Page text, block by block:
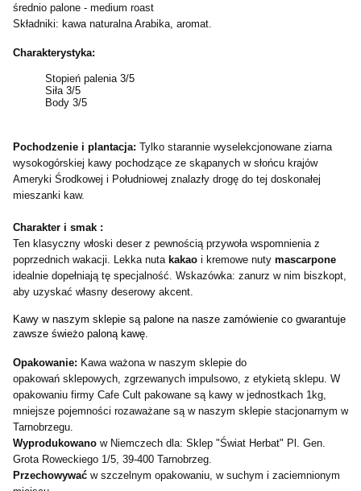
średnio palone - medium roast
Składniki: kawa naturalna Arabika, aromat.
Charakterystyka:
Stopień palenia 3/5
Siła 3/5
Body 3/5
Pochodzenie i plantacja: Tylko starannie wyselekcjonowane ziarna
wysokogórskiej kawy pochodzące ze skąpanych w słońcu krajów
Ameryki Środkowej i Południowej znalazły drogę do tej doskonałej
mieszanki kaw.
Charakter i smak :
Ten klasyczny włoski deser z pewnością przywoła wspomnienia z
poprzednich wakacji.
Lekka nuta kakao i kremowe nuty mascarpone
idealnie dopełniają tę specjalność. Wskazówka: zanurz w nim biszkopt,
aby uzyskać własny deserowy akcent.
Kawy w naszym sklepie są palone na nasze zamówienie co gwarantuje
zawsze świeżo paloną kawę.
Opakowanie: Kawa ważona w naszym sklepie do
opakowań sklepowych, zgrzewanych impulsowo, z etykietą sklepu. W
opakowaniu firmy Cafe Cult pakowane są kawy w jednostkach 1kg,
mniejsze pojemności rozaważane są w naszym sklepie stacjonarnym w
Tarnobrzegu.
Wyprodukowano w Niemczech dla: Sklep "Świat Herbat" Pl. Gen.
Grota Roweckiego 1/5, 39-400 Tarnobrzeg.
Przechowywać w szczelnym opakowaniu, w suchym i zaciemnionym